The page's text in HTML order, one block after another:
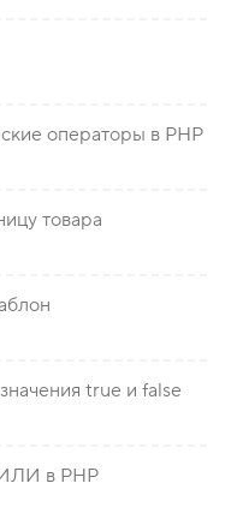
операторы в PHP
товара
true и false
в PHP